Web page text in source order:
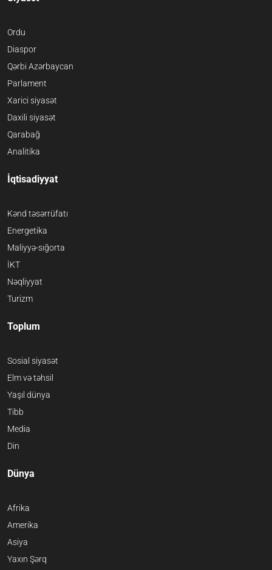
Ordu
Diaspor
Qərbi Azərbaycan
Parlament
Xarici siyasət
Daxili siyasət
Qarabağ
Analitika
İqtisadiyyat
Kənd təsərrüfatı
Energetika
Maliyyə-sığorta
İKT
Nəqliyyat
Turizm
Toplum
Sosial siyasət
Elm və təhsil
Yaşıl dünya
Tibb
Media
Din
Dünya
Afrika
Amerika
Asiya
Yaxın Şərq